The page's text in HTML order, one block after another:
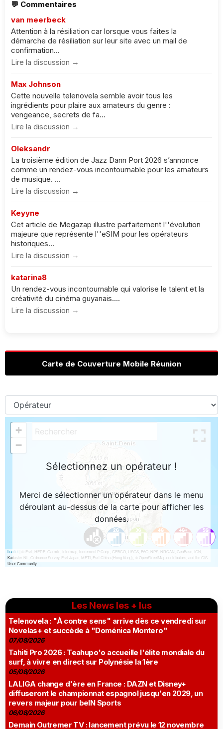
💬 Commentaires
van meerbeck
Attention à la résiliation car lorsque vous faites la
démarche de résiliation sur leur site avec un mail de
confirmation...
Lire la discussion →
Max Johnson
Cette nouvelle telenovela semble avoir tous les
ingrédients pour plaire aux amateurs du genre :
vengeance, secrets de fa...
Lire la discussion →
Oleksandr
La troisième édition de Jazz Dann Port 2026 s’annonce
comme un rendez-vous incontournable pour les amateurs
de musique. ...
Lire la discussion →
Keyyne
Cet article de Megazap illustre parfaitement l''évolution
majeure que représente l''eSIM pour les opérateurs
historiques...
Lire la discussion →
katarina8
Un rendez-vous incontournable qui valorise le talent et la
créativité du cinéma guyanais....
Lire la discussion →
Carte de Couverture Mobile Réunion
Les News les + lus
Telenovela : "À contre sens" arrive dès ce vendredi sur
Novelas+ et succède à "Doménica Montero"
07/08/2026
Tahiti Pro 2026 : Teahupo'o accueille l'élite mondiale du
surf, à vivre en direct sur Polynésie la 1ère
05/08/2026
LALIGA change d'ère en France : DAZN et Disney+
diffuseront le championnat espagnol jusqu'en 2029, un
revers majeur pour beIN Sports
06/08/2026
Demain Outremer TV : lancement prévu le 12 novembre